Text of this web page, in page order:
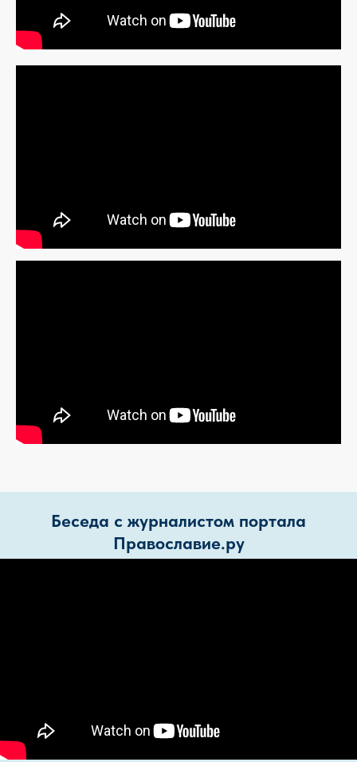
Беседа с журналистом портала
Православие.ру